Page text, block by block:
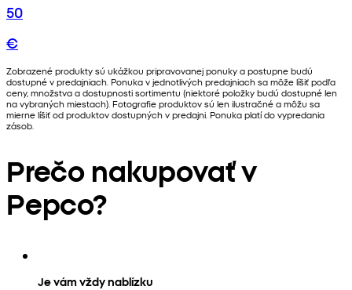
50
€
Zobrazené produkty sú ukážkou pripravovanej ponuky a postupne budú
dostupné v predajniach. Ponuka v jednotlivých predajniach sa môže líšiť podľa
ceny, množstva a dostupnosti sortimentu (niektoré položky budú dostupné len
na vybraných miestach). Fotografie produktov sú len ilustračné a môžu sa
mierne líšiť od produktov dostupných v predajni. Ponuka platí do vypredania
zásob.
Prečo nakupovať v
Pepco?
Je vám vždy nablízku